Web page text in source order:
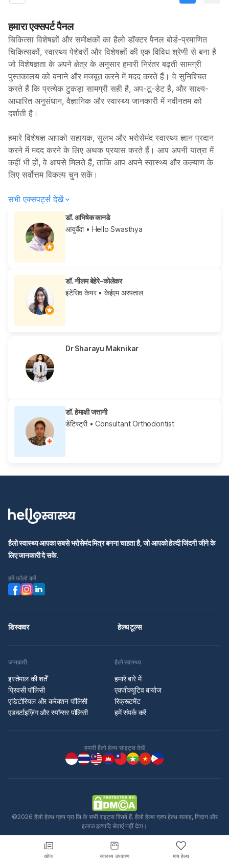
हमारा एक्सपर्ट पैनल
चिकित्सा विशेषज्ञों और समीक्षकों का हैलो डॉक्टर पैनल बोर्ड-प्रमाणित
चिकित्सकों, स्वास्थ्य पेशेवरों और विशेषज्ञों की एक विविध श्रेणी से बना है
जो विशेषज्ञता के अपने क्षेत्र के अनुसार हमारी निरंतर बढ़ती सामग्री
पुस्तकालय को बनाने और मजबूत करने में मदद करते हैं। वे सुनिश्चित
करते हैं कि प्रत्येक टुकड़ा सामग्री सही है, अप-टू-डेट है, और साक्ष्य-
आधारित अनुसंधान, वैज्ञानिक और स्वास्थ्य जानकारी में नवीनतम को
दर्शाती है।
हमारे विशेषज्ञ आपको सहायक, सुलभ और भरोसेमंद स्वास्थ्य ज्ञान प्रदान
करने में मदद करने के लिए अथक प्रयास करते हैं। आप अपनी यात्रा में
कहीं भी हों, वे आपसे मिलते हैं, ताकि आप अपने स्वास्थ्य और कल्याण के
लिए सर्वोत्तम विकल्प चुन सकें।
सभी एक्सपर्ट्स देखें
डॉ. अभिषेक कानडे
आयुर्वेदा• Hello Swasthya
डॉ. नीलम बेहेरे-कोलेकर
इंटेंसिव केयर• केईएम अस्पताल
Dr Sharayu Maknikar
डॉ. हेमाक्षी जत्तानी
डेंटिस्ट्री• Consultant Orthodontist
विज्ञापन
खोज स्वास्थ्य उपकरण माय हेल्थ
हैलो स्वास्थ्य आपका सबसे भरोसेमंद मित्र बनना चाहता है, जो आपको हेल्दी जिंदगी जीने के
लिए जानकारी दे सके.
हमें फॉलो करें
डिस्कवर हेल्थ टूल्स
जानकारी
इस्तेमाल की शर्तें
प्रिवसी पॉलिसी
एडिटोरियल और करेक्शन पॉलिसी
एडवर्टाइज़िंग और स्पॉन्सर पॉलिसी
हैलो स्वास्थ्य
हमारे बारे में
एक्जीक्यूटिव बायोज
रिक्रूटमेंट
हमें संपर्क करें
हमारी हैलो हेल्थ साइट्स देखें
©2026 हैलो हेल्थ ग्रुप प्रा लि के सभी राइट्स रिसर्व हैं. हैलो हेल्थ ग्रुप हेल्थ सलाह, निदान और
इलाज इत्यादि सेवाएं नहीं देता।